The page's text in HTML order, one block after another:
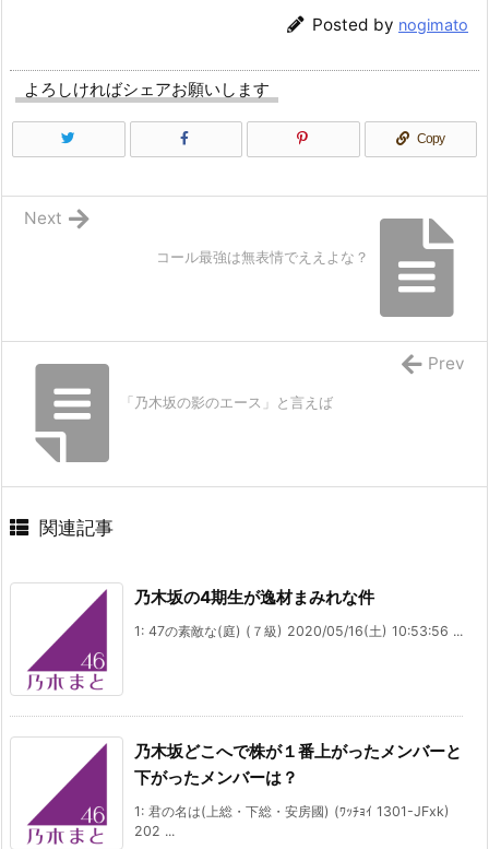
Posted by nogimato
よろしければシェアお願いします
Copy
コール最強は無表情でええよな？
Next
「乃木坂の影のエース」と言えば
Prev
関連記事
乃木坂の4期生が逸材まみれな件
1: 47の素敵な(庭) (７級) 2020/05/16(土) 10:53:56 ...
乃木坂どこへで株が１番上がったメンバーと
下がったメンバーは？
1: 君の名は(上総・下総・安房國) (ﾜｯﾁｮｲ 1301-JFxk)
202 ...